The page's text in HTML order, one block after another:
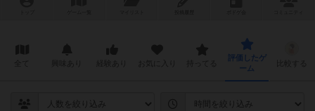
評価したゲ
ーム